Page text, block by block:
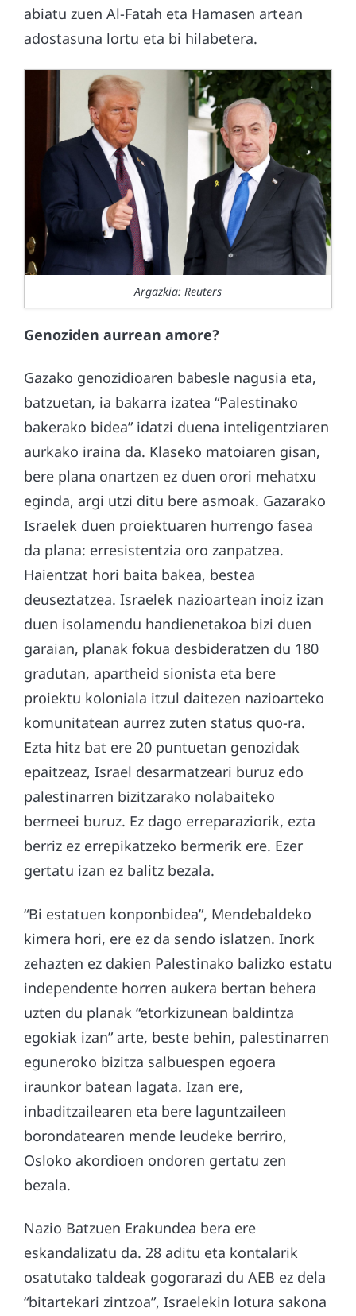
abiatu zuen Al-Fatah eta Hamasen artean
adostasuna lortu eta bi hilabetera.
Argazkia: Reuters
Genoziden aurrean amore?
Gazako genozidioaren babesle nagusia eta,
batzuetan, ia bakarra izatea “Palestinako
bakerako bidea” idatzi duena inteligentziaren
aurkako iraina da. Klaseko matoiaren gisan,
bere plana onartzen ez duen orori mehatxu
eginda, argi utzi ditu bere asmoak. Gazarako
Israelek duen proiektuaren hurrengo fasea
da plana: erresistentzia oro zanpatzea.
Haientzat hori baita bakea, bestea
deuseztatzea. Israelek nazioartean inoiz izan
duen isolamendu handienetakoa bizi duen
garaian, planak fokua desbideratzen du 180
gradutan, apartheid sionista eta bere
proiektu koloniala itzul daitezen nazioarteko
komunitatean aurrez zuten status quo-ra.
Ezta hitz bat ere 20 puntuetan genozidak
epaitzeaz, Israel desarmatzeari buruz edo
palestinarren bizitzarako nolabaiteko
bermeei buruz. Ez dago erreparaziorik, ezta
berriz ez errepikatzeko bermerik ere. Ezer
gertatu izan ez balitz bezala.
“Bi estatuen konponbidea”, Mendebaldeko
kimera hori, ere ez da sendo islatzen. Inork
zehazten ez dakien Palestinako balizko estatu
independente horren aukera bertan behera
uzten du planak “etorkizunean baldintza
egokiak izan” arte, beste behin, palestinarren
eguneroko bizitza salbuespen egoera
iraunkor batean lagata. Izan ere,
inbaditzailearen eta bere laguntzaileen
borondatearen mende leudeke berriro,
Osloko akordioen ondoren gertatu zen
bezala.
Nazio Batzuen Erakundea bera ere
eskandalizatu da. 28 aditu eta kontalarik
osatutako taldeak gogorarazi du AEB ez dela
“bitartekari zintzoa”, Israelekin lotura sakona